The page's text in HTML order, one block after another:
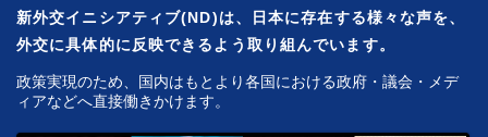
新外交イニシアティブ(ND)は、日本に存在する様々な声を、
外交に具体的に反映できるよう取り組んでいます。
政策実現のため、国内はもとより各国における政府・議会・メデ
ィアなどへ直接働きかけます。